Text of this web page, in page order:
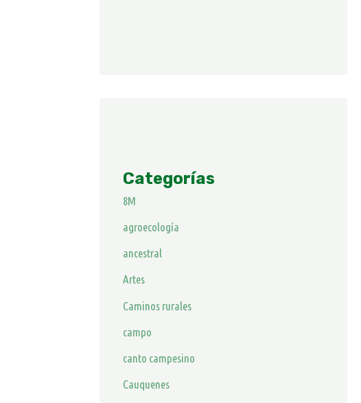
Categorías
8M
agroecología
ancestral
Artes
Caminos rurales
campo
canto campesino
Cauquenes